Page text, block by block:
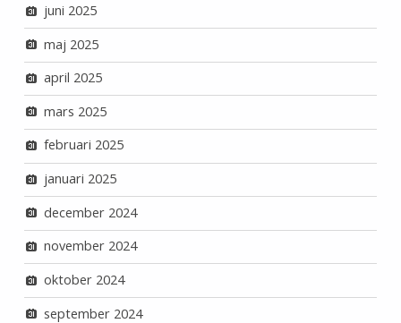
juni 2025
maj 2025
april 2025
mars 2025
februari 2025
januari 2025
december 2024
november 2024
oktober 2024
september 2024